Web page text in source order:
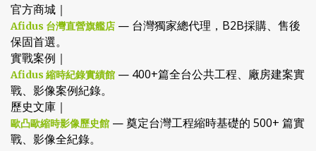
官方商城｜
Afidus 台灣直營旗艦店 — 台灣獨家總代理，B2B採購、售後
保固首選。
實戰案例｜
Afidus 縮時紀錄實績館 — 400+篇全台公共工程、廠房建案實
戰、影像案例紀錄。
歷史文庫｜
歐凸歐縮時影像歷史館 — 奠定台灣工程縮時基礎的 500+ 篇實
戰、影像全紀錄。